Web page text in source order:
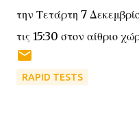
την Τετάρτη 7
τις 15:30 στον αίθριο
RAPID TESTS